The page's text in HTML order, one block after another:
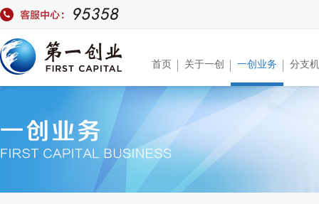
首页 关于一创 一创业务 分支